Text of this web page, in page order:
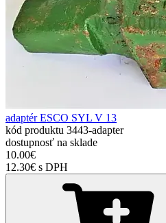
adaptér ESCO SYL V 13
kód produktu 3443-adapter
dostupnosť na sklade
10.00€
12.30€ s DPH